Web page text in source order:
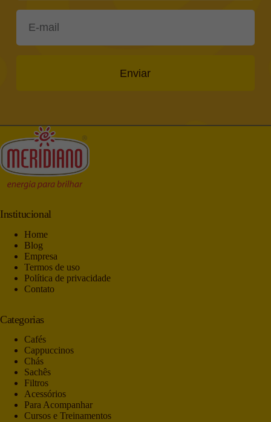
Enviar
Institucional
Home
Blog
Empresa
Termos de uso
Política de privacidade
Contato
Categorias
Cafés
Cappuccinos
Chás
Sachês
Filtros
Acessórios
Para Acompanhar
Cursos e Treinamentos